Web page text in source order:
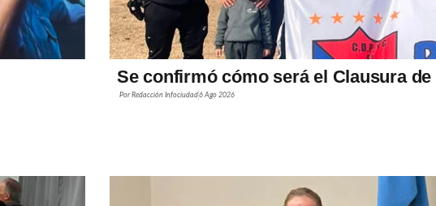
Se confirmó cómo será el Clausura
Por Redacción Infociudad6 Ago 2026